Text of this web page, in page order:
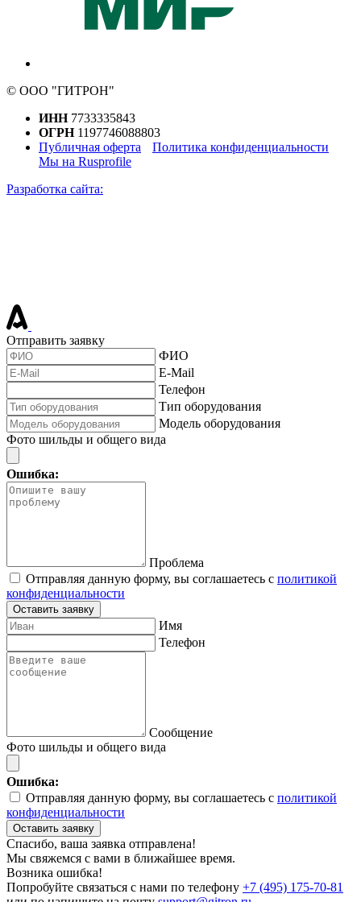
© ООО "ГИТРОН"
ИНН7733335843
ОГРН1197746088803
Публичная оферта
Политика конфиденциальности
Мы на Rusprofile
Разработка сайта:
Отправить заявку
ФИО
E-Mail
Телефон
Тип оборудования
Модель оборудования
Фото шильды и общего вида
Ошибка:
Проблема
Отправляя данную форму, вы соглашаетесь с политикой
конфиденциальности
Оставить заявку
Имя
Телефон
Сообщение
Фото шильды и общего вида
Ошибка:
Отправляя данную форму, вы соглашаетесь с политикой
конфиденциальности
Оставить заявку
Спасибо, ваша заявка отправлена!
Мы свяжемся с вами в ближайшее время.
Возника ошибка!
Попробуйте связаться с нами по телефону +7 (495) 175-70-81